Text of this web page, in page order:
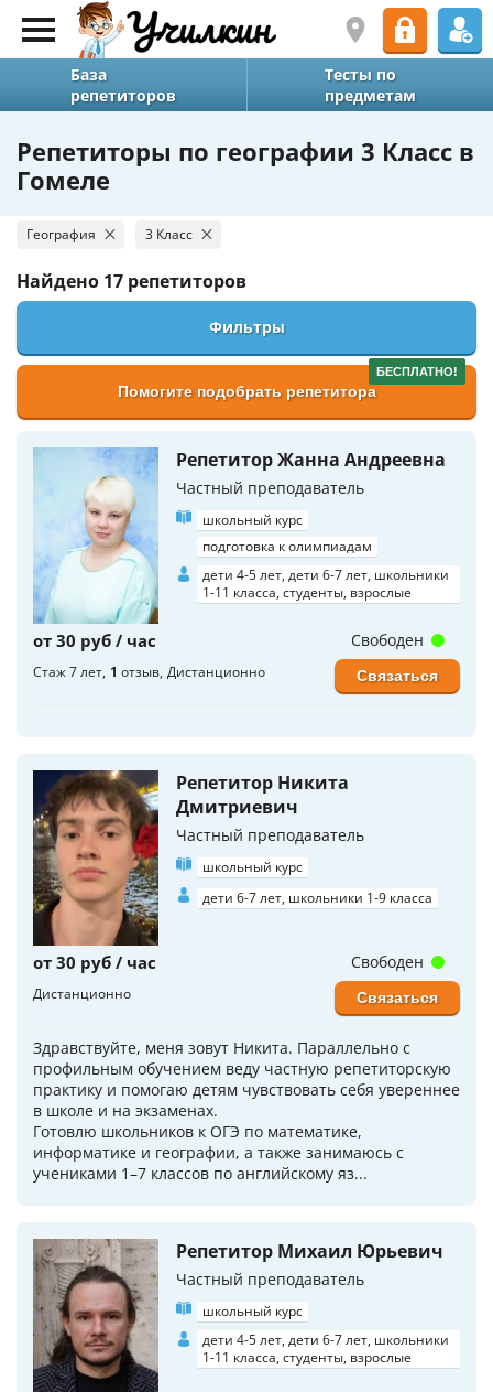
База
репетиторов
Тесты по
предметам
Репетиторы по географии 3 Класс в
Гомеле
География 3 Класс
Найдено 17 репетиторов
Фильтры
БЕСПЛАТНО!
Помогите подобрать репетитора
Репетитор Жанна Андреевна
Частный преподаватель
школьный курс
подготовка к олимпиадам
дети 4-5 лет, дети 6-7 лет, школьники
1-11 класса, студенты, взрослые
от 30 руб / час
Стаж 7 лет 1 отзыв Дистанционно
Свободен
Связаться
Репетитор Никита
Дмитриевич
Частный преподаватель
школьный курс
дети 6-7 лет, школьники 1-9 класса
от 30 руб / час
Дистанционно
Здравствуйте, меня зовут Никита. Параллельно с
профильным обучением веду частную репетиторскую
практику и помогаю детям чувствовать себя увереннее
в школе и на экзаменах.
Готовлю школьников к ОГЭ по математике,
информатике и географии, а также занимаюсь с
учениками 1–7 классов по английскому яз...
Свободен
Связаться
Репетитор Михаил Юрьевич
Частный преподаватель
школьный курс
дети 4-5 лет, дети 6-7 лет, школьники
1-11 класса, студенты, взрослые